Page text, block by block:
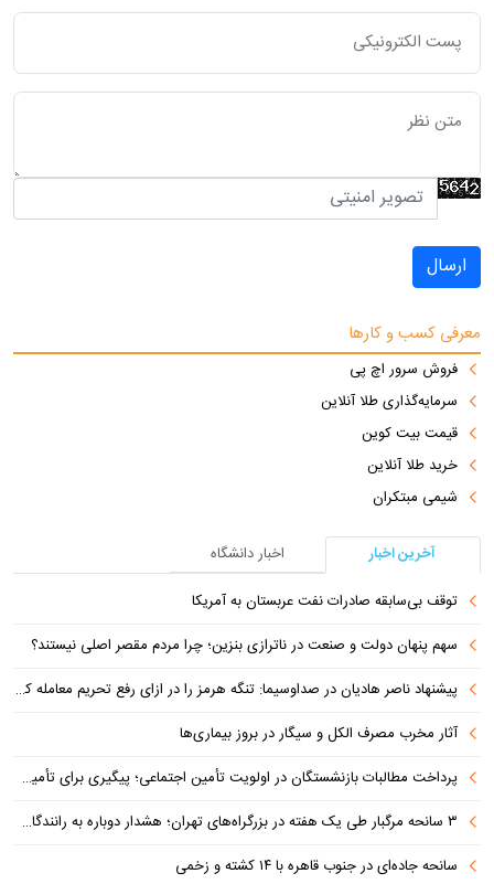
ارسال
معرفی کسب و کارها
فروش سرور اچ پی
سرمایه‌گذاری طلا آنلاین
قیمت بیت کوین
خرید طلا آنلاین
شیمی مبتکران
آخرین اخبار
اخبار دانشگاه
توقف بی‌سابقه صادرات نفت عربستان به آمریکا
سهم پنهان دولت و صنعت در ناترازی بنزین؛ چرا مردم مقصر اصلی نیستند؟
پیشنهاد ناصر هادیان در صداوسیما: تنگه هرمز را در ازای رفع تحریم معامله کنیم
آثار مخرب مصرف الکل و سیگار در بروز بیماری‌ها
پرداخت مطالبات بازنشستگان در اولویت تأمین اجتماعی؛ پیگیری برای تأمین منابع ادامه دارد
۳ سانحه مرگبار طی یک هفته در بزرگراه‌های تهران؛ هشدار دوباره به رانندگان و عابران
سانحه جاده‌ای در جنوب قاهره با ۱۴ کشته و زخمی